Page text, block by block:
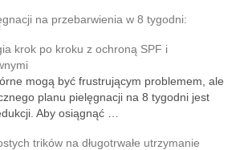
na przebarwienia w 8 tygodni:
krok po kroku z ochroną SPF i
mogą być frustrującym problemem, ale
planu pielęgnacji na 8 tygodni jest
Aby osiągnąć …
trików na długotrwałe utrzymanie